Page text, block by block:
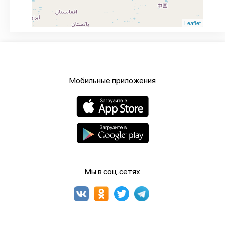
Leaflet
Мобильные приложения
Мы в соц.сетях